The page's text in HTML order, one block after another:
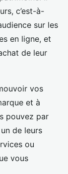
c’est-à-
sur les
en ligne, et
de leur
vos
et à
pouvez par
de leurs
ou
vous